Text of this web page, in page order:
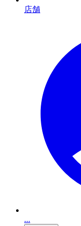
店舗
...